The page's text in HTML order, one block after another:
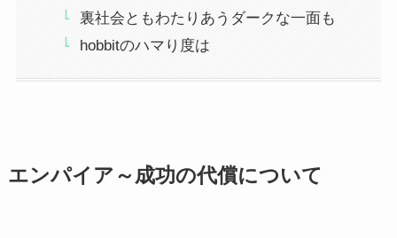
裏社会ともわたりあうダークな一面も
hobbitのハマり度は
エンパイア～成功の代償について